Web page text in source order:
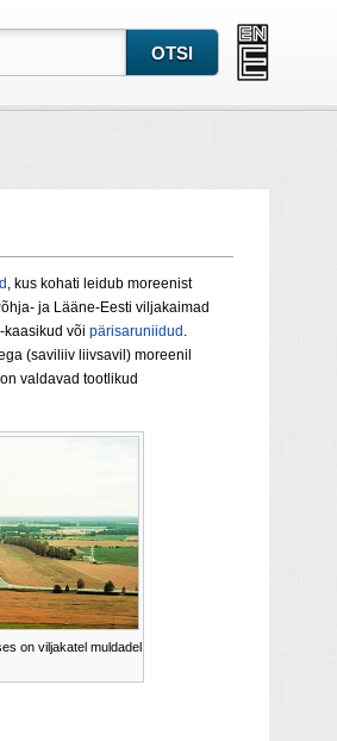
, kus kohati leidub moreenist
ja Lääne-Eesti viljakaimad
kaasikud või pärisaruniidud .
(saviliiv liivsavil) moreenil
valdavad tootlikud
on viljakatel muldadel